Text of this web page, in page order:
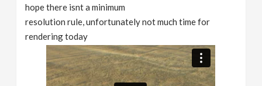
hope there isnt a minimum
resolution rule, unfortunately not much time for
rendering today